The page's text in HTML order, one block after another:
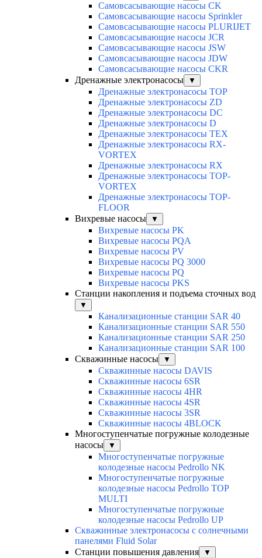
Самовсасывающие насосы CK
Самовсасывающие насосы Sprinkler
Самовсасывающие насосы PLURIJET
Самовсасывающие насосы JCR
Самовсасывающие насосы JSW
Самовсасывающие насосы JDW
Самовсасывающие насосы CKR
Дренажные электронасосы
▼
Дренажные электронасосы TOP
Дренажные электронасосы ZD
Дренажные электронасосы DC
Дренажные электронасосы D
Дренажные электронасосы TEX
Дренажные электронасосы RX-
VORTEX
Дренажные электронасосы RX
Дренажные электронасосы TOP-
VORTEX
Дренажные электронасосы TOP-
FLOOR
Вихревые насосы
▼
Вихревые насосы PK
Вихревые насосы PQA
Вихревые насосы PV
Вихревые насосы PQ 3000
Вихревые насосы PQ
Вихревые насосы PKS
Станции накопления и подъема сточных вод
▼
Канализационные станции SAR 40
Канализационные станции SAR 550
Канализационные станции SAR 250
Канализационные станции SAR 100
Скважинные насосы
▼
Скважинные насосы DAVIS
Скважинные насосы 6SR
Скважинные насосы 4HR
Скважинные насосы 4SR
Скважинные насосы 3SR
Скважинные насосы 4BLOCK
Многоступенчатые погружные колодезные
насосы
▼
Многоступенчатые погружные
колодезные насосы Pedrollo NK
Многоступенчатые погружные
колодезные насосы Pedrollo TOP
MULTI
Многоступенчатые погружные
колодезные насосы Pedrollo UP
Скважинные электронасосы с солнечными
панелями Fluid Solar
Станции повышения давления
▼